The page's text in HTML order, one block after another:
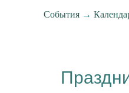
События →